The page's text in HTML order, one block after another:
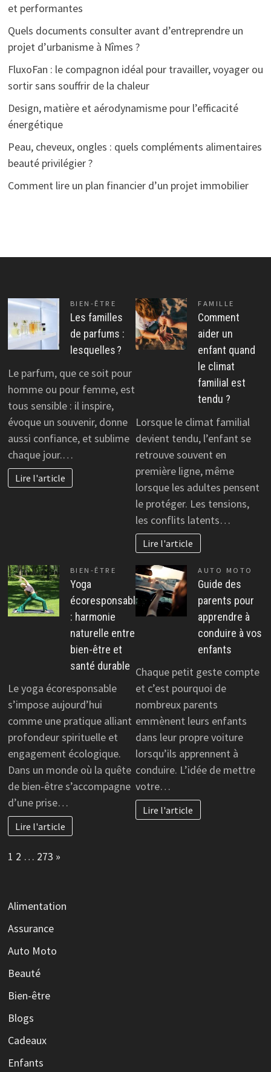
et performantes
Quels documents consulter avant d’entreprendre un
projet d’urbanisme à Nîmes ?
FluxoFan : le compagnon idéal pour travailler, voyager ou
sortir sans souffrir de la chaleur
Design, matière et aérodynamisme pour l’efficacité
énergétique
Peau, cheveux, ongles : quels compléments alimentaires
beauté privilégier ?
Comment lire un plan financier d’un projet immobilier
BIEN-ÊTRE
Les familles
de parfums :
lesquelles ?
Le parfum, que ce soit pour
homme ou pour femme, est
tous sensible : il inspire,
évoque un souvenir, donne
aussi confiance, et sublime
chaque jour.…
Lire l'article
FAMILLE
Comment
aider un
enfant quand
le climat
familial est
tendu ?
Lorsque le climat familial
devient tendu, l’enfant se
retrouve souvent en
première ligne, même
lorsque les adultes pensent
le protéger. Les tensions,
les conflits latents…
Lire l'article
BIEN-ÊTRE
Yoga
écoresponsable
: harmonie
naturelle entre
bien-être et
santé durable
Le yoga écoresponsable
s’impose aujourd’hui
comme une pratique alliant
profondeur spirituelle et
engagement écologique.
Dans un monde où la quête
de bien-être s’accompagne
d’une prise…
Lire l'article
AUTO MOTO
Guide des
parents pour
apprendre à
conduire à vos
enfants
Chaque petit geste compte
et c’est pourquoi de
nombreux parents
emmènent leurs enfants
dans leur propre voiture
lorsqu’ils apprennent à
conduire. L’idée de mettre
votre…
Lire l'article
Page:
1 2 … 273 Next
»
Alimentation
Assurance
Auto Moto
Beauté
Bien-être
Blogs
Cadeaux
Enfants